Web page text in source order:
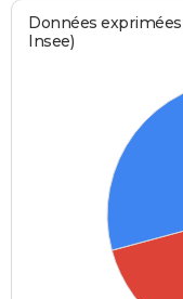
Données
Insee)